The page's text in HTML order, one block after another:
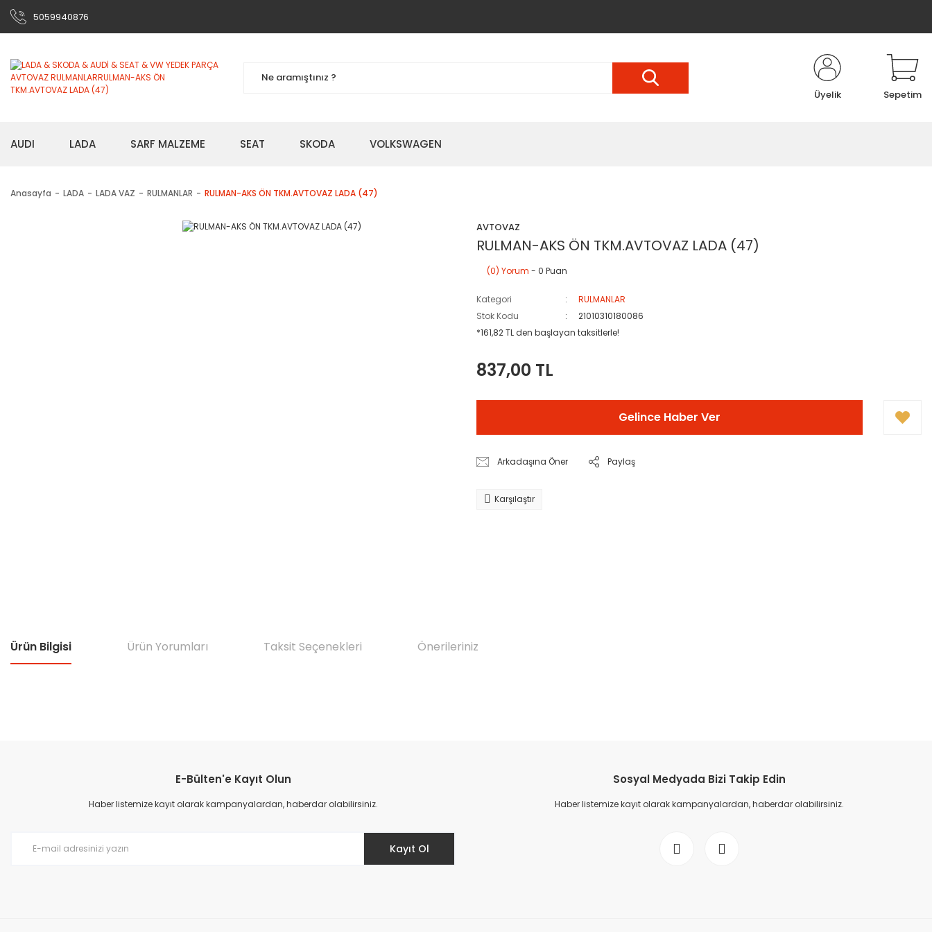
5059940876
Üyelik Sepetim
AUDI LADA SARF MALZEME SEAT SKODA VOLKSWAGEN
Anasayfa LADA LADA VAZ RULMANLAR RULMAN-AKS ÖN TKM.AVTOVAZ LADA (47)
AVTOVAZ
RULMAN-AKS ÖN TKM.AVTOVAZ LADA (47)
(0) Yorum - 0 Puan
Kategori
RULMANLAR
Stok Kodu
21010310180086
*161,82 TL den başlayan taksitlerle!
837,00 TL
Gelince Haber Ver
Arkadaşına Öner Paylaş
Karşılaştır
Ürün Bilgisi Ürün Yorumları Taksit Seçenekleri Önerileriniz
Ürün resmi kalitesiz, bozuk veya görüntülenemiyor.
Ürün açıklamasında eksik bilgiler bulunuyor.
E-Bülten'e Kayıt Olun
Haber listemize kayıt olarak kampanyalardan, haberdar olabilirsiniz.
Kayıt Ol
Sosyal Medyada Bizi Takip Edin
Haber listemize kayıt olarak kampanyalardan, haberdar olabilirsiniz.